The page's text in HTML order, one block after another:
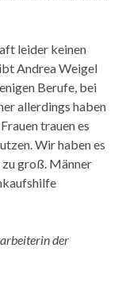
leider keinen
Andrea Weigel
Berufe, bei
allerdings haben
trauen es
Wir haben es
groß. Männer
der